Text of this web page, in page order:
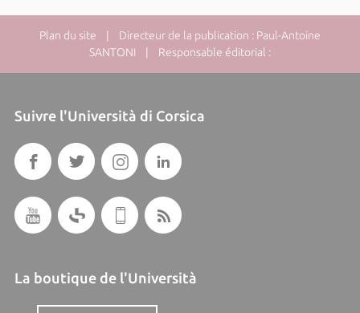
Plan du site | Directeur de la publication : Paul-Antoine
SANTONI | Responsable éditorial :
Suivre l'Università di Corsica
La boutique de l'Università